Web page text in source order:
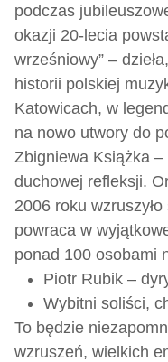
podczas
okazji 20-lecia
wrześniowy” –
historii polskiej
Katowicach, w
na nowo utwory do
Zbigniewa Książka –
duchowej refleksji.
2006 roku
powraca w
ponad 100 osobami
Piotr Rubik –
Wybitni soliści,
To będzie
wzruszeń, wielkich